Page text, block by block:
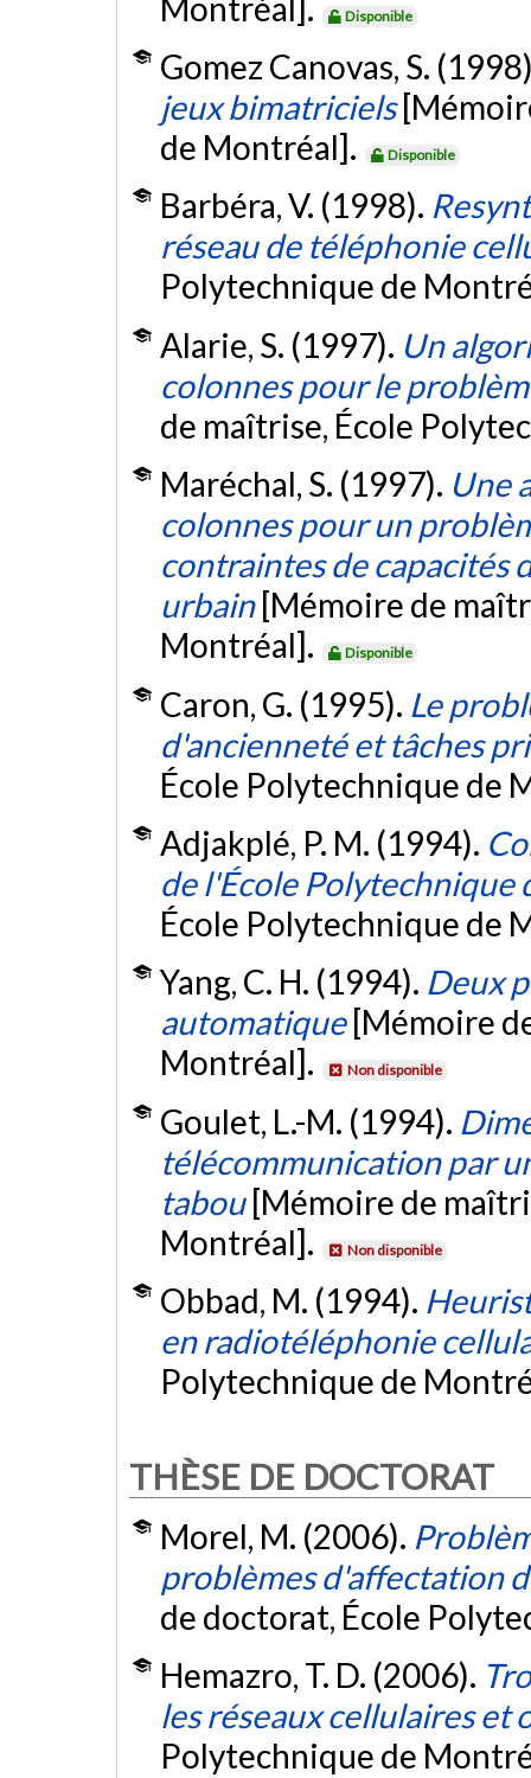
Disponible
Gomez Canovas, S.
jeux bimatriciels
de Montréal].
Disponible
Barbéra, V. (1998).
réseau de téléphonie
Polytechnique de
Alarie, S. (1997). Un
colonnes pour le
de maîtrise, École
Maréchal, S. (1997). Une
colonnes pour un
contraintes de capacités
urbain [Mémoire de
Montréal].
Disponible
Caron, G. (1995). Le
d'ancienneté et tâches
École Polytechnique de
Adjakplé, P. M. (1994).
de l'École Polytechnique
École Polytechnique de
Yang, C. H. (1994). Deux
automatique [Mémoire
Montréal].
Non disponible
Goulet, L.-M. (1994).
télécommunication par
tabou [Mémoire de
Montréal].
Non disponible
Obbad, M. (1994).
en radiotéléphonie
Polytechnique de
THÈSE DE DOCTORAT
Morel, M. (2006).
problèmes d'affectation
de doctorat, École
Hemazro, T. D. (2006).
les réseaux cellulaires et
Polytechnique de